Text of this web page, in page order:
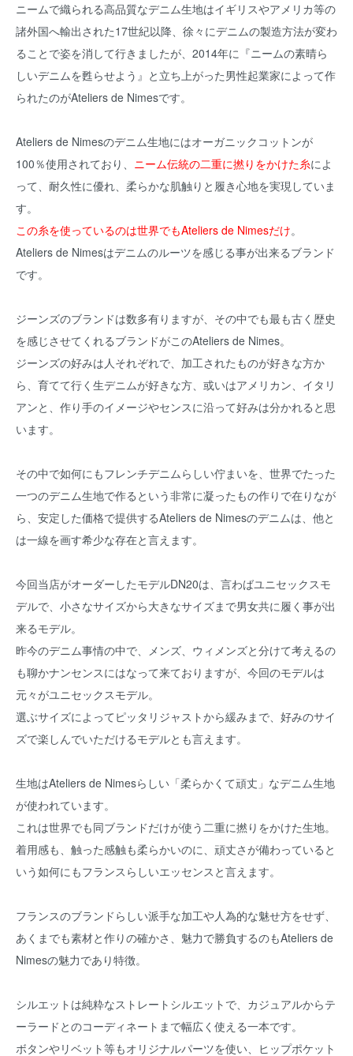
ニームで織られる高品質なデニム生地はイギリスやアメリカ等の
諸外国へ輸出された17世紀以降、徐々にデニムの製造方法が変わ
ることで姿を消して行きましたが、2014年に『ニームの素晴ら
しいデニムを甦らせよう』と立ち上がった男性起業家によって作
られたのがAteliers de Nimesです。
Ateliers de Nimesのデニム生地にはオーガニックコットンが
100％使用されており、 ニーム伝統の二重に撚りをかけた糸によ
って、耐久性に優れ、柔らかな肌触りと履き心地を実現していま
す。
この糸を使っているのは世界でもAteliers de Nimesだけ。
Ateliers de Nimesはデニムのルーツを感じる事が出来るブランド
です。
ジーンズのブランドは数多有りますが、その中でも最も古く歴史
を感じさせてくれるブランドがこのAteliers de Nimes。
ジーンズの好みは人それぞれで、加工されたものが好きな方か
ら、育てて行く生デニムが好きな方、或いはアメリカン、イタリ
アンと、作り手のイメージやセンスに沿って好みは分かれると思
います。
その中で如何にもフレンチデニムらしい佇まいを、世界でたった
一つのデニム生地で作るという非常に凝ったもの作りで在りなが
ら、安定した価格で提供するAteliers de Nimesのデニムは、他と
は一線を画す希少な存在と言えます。
今回当店がオーダーしたモデルDN20は、言わばユニセックスモ
デルで、小さなサイズから大きなサイズまで男女共に履く事が出
来るモデル。
昨今のデニム事情の中で、メンズ、ウィメンズと分けて考えるの
も聊かナンセンスにはなって来ておりますが、今回のモデルは
元々がユニセックスモデル。
選ぶサイズによってピッタリジャストから緩みまで、好みのサイ
ズで楽しんでいただけるモデルとも言えます。
生地はAteliers de Nimesらしい「柔らかくて頑丈」なデニム生地
が使われています。
これは世界でも同ブランドだけが使う二重に撚りをかけた生地。
着用感も、触った感触も柔らかいのに、頑丈さが備わっていると
いう如何にもフランスらしいエッセンスと言えます。
フランスのブランドらしい派手な加工や人為的な魅せ方をせず、
あくまでも素材と作りの確かさ、魅力で勝負するのもAteliers de
Nimesの魅力であり特徴。
シルエットは純粋なストレートシルエットで、カジュアルからテ
ーラードとのコーディネートまで幅広く使える一本です。
ボタンやリベット等もオリジナルパーツを使い、ヒップポケット